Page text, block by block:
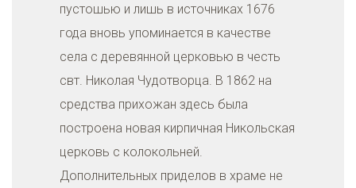
пустошью и лишь в источниках 1676
года вновь упоминается в качестве
села с деревянной церковью в честь
свт. Николая Чудотворца. В 1862 на
средства прихожан здесь была
построена новая кирпичная Никольская
церковь с колокольней.
Дополнительных приделов в храме не